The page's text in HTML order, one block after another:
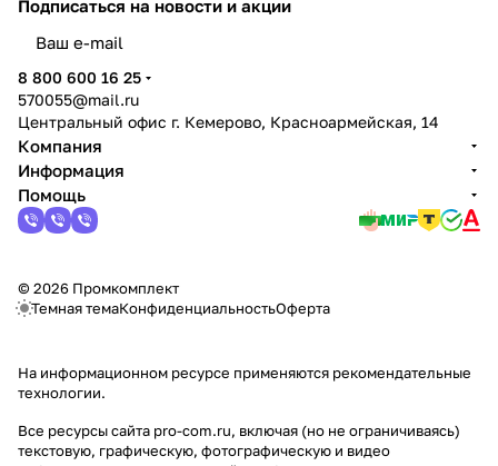
Подписаться на новости и акции
8 800 600 16 25
570055@mail.ru
Центральный офис г. Кемерово, Красноармейская, 14
Компания
Информация
Помощь
© 2026 Промкомплект
Темная темаКонфиденциальностьОферта
На информационном ресурсе применяются рекомендательные
технологии.
Все ресурсы сайта pro-com.ru, включая (но не ограничиваясь)
текстовую, графическую, фотографическую и видео